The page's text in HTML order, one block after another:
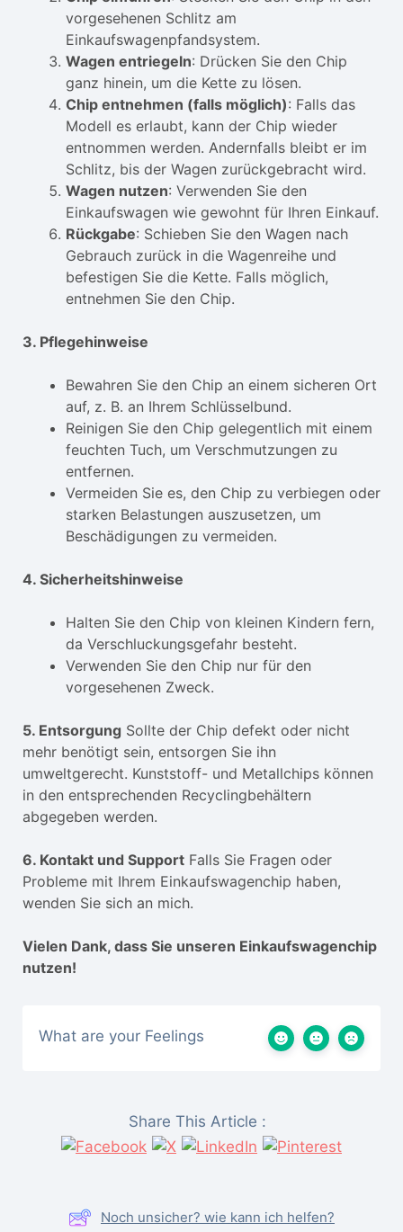
vorgesehenen Schlitz am
Einkaufswagenpfandsystem.
Wagen entriegeln: Drücken Sie den Chip
ganz hinein, um die Kette zu lösen.
Chip entnehmen (falls möglich): Falls das
Modell es erlaubt, kann der Chip wieder
entnommen werden. Andernfalls bleibt er im
Schlitz, bis der Wagen zurückgebracht wird.
Wagen nutzen: Verwenden Sie den
Einkaufswagen wie gewohnt für Ihren Einkauf.
Rückgabe: Schieben Sie den Wagen nach
Gebrauch zurück in die Wagenreihe und
befestigen Sie die Kette. Falls möglich,
entnehmen Sie den Chip.
3. Pflegehinweise
Bewahren Sie den Chip an einem sicheren Ort
auf, z. B. an Ihrem Schlüsselbund.
Reinigen Sie den Chip gelegentlich mit einem
feuchten Tuch, um Verschmutzungen zu
entfernen.
Vermeiden Sie es, den Chip zu verbiegen oder
starken Belastungen auszusetzen, um
Beschädigungen zu vermeiden.
4. Sicherheitshinweise
Halten Sie den Chip von kleinen Kindern fern,
da Verschluckungsgefahr besteht.
Verwenden Sie den Chip nur für den
vorgesehenen Zweck.
5. Entsorgung Sollte der Chip defekt oder nicht
mehr benötigt sein, entsorgen Sie ihn
umweltgerecht. Kunststoff- und Metallchips können
in den entsprechenden Recyclingbehältern
abgegeben werden.
6. Kontakt und Support Falls Sie Fragen oder
Probleme mit Ihrem Einkaufswagenchip haben,
wenden Sie sich an mich.
Vielen Dank, dass Sie unseren Einkaufswagenchip
nutzen!
What are your Feelings
Share This Article :
Noch unsicher? wie kann ich helfen?